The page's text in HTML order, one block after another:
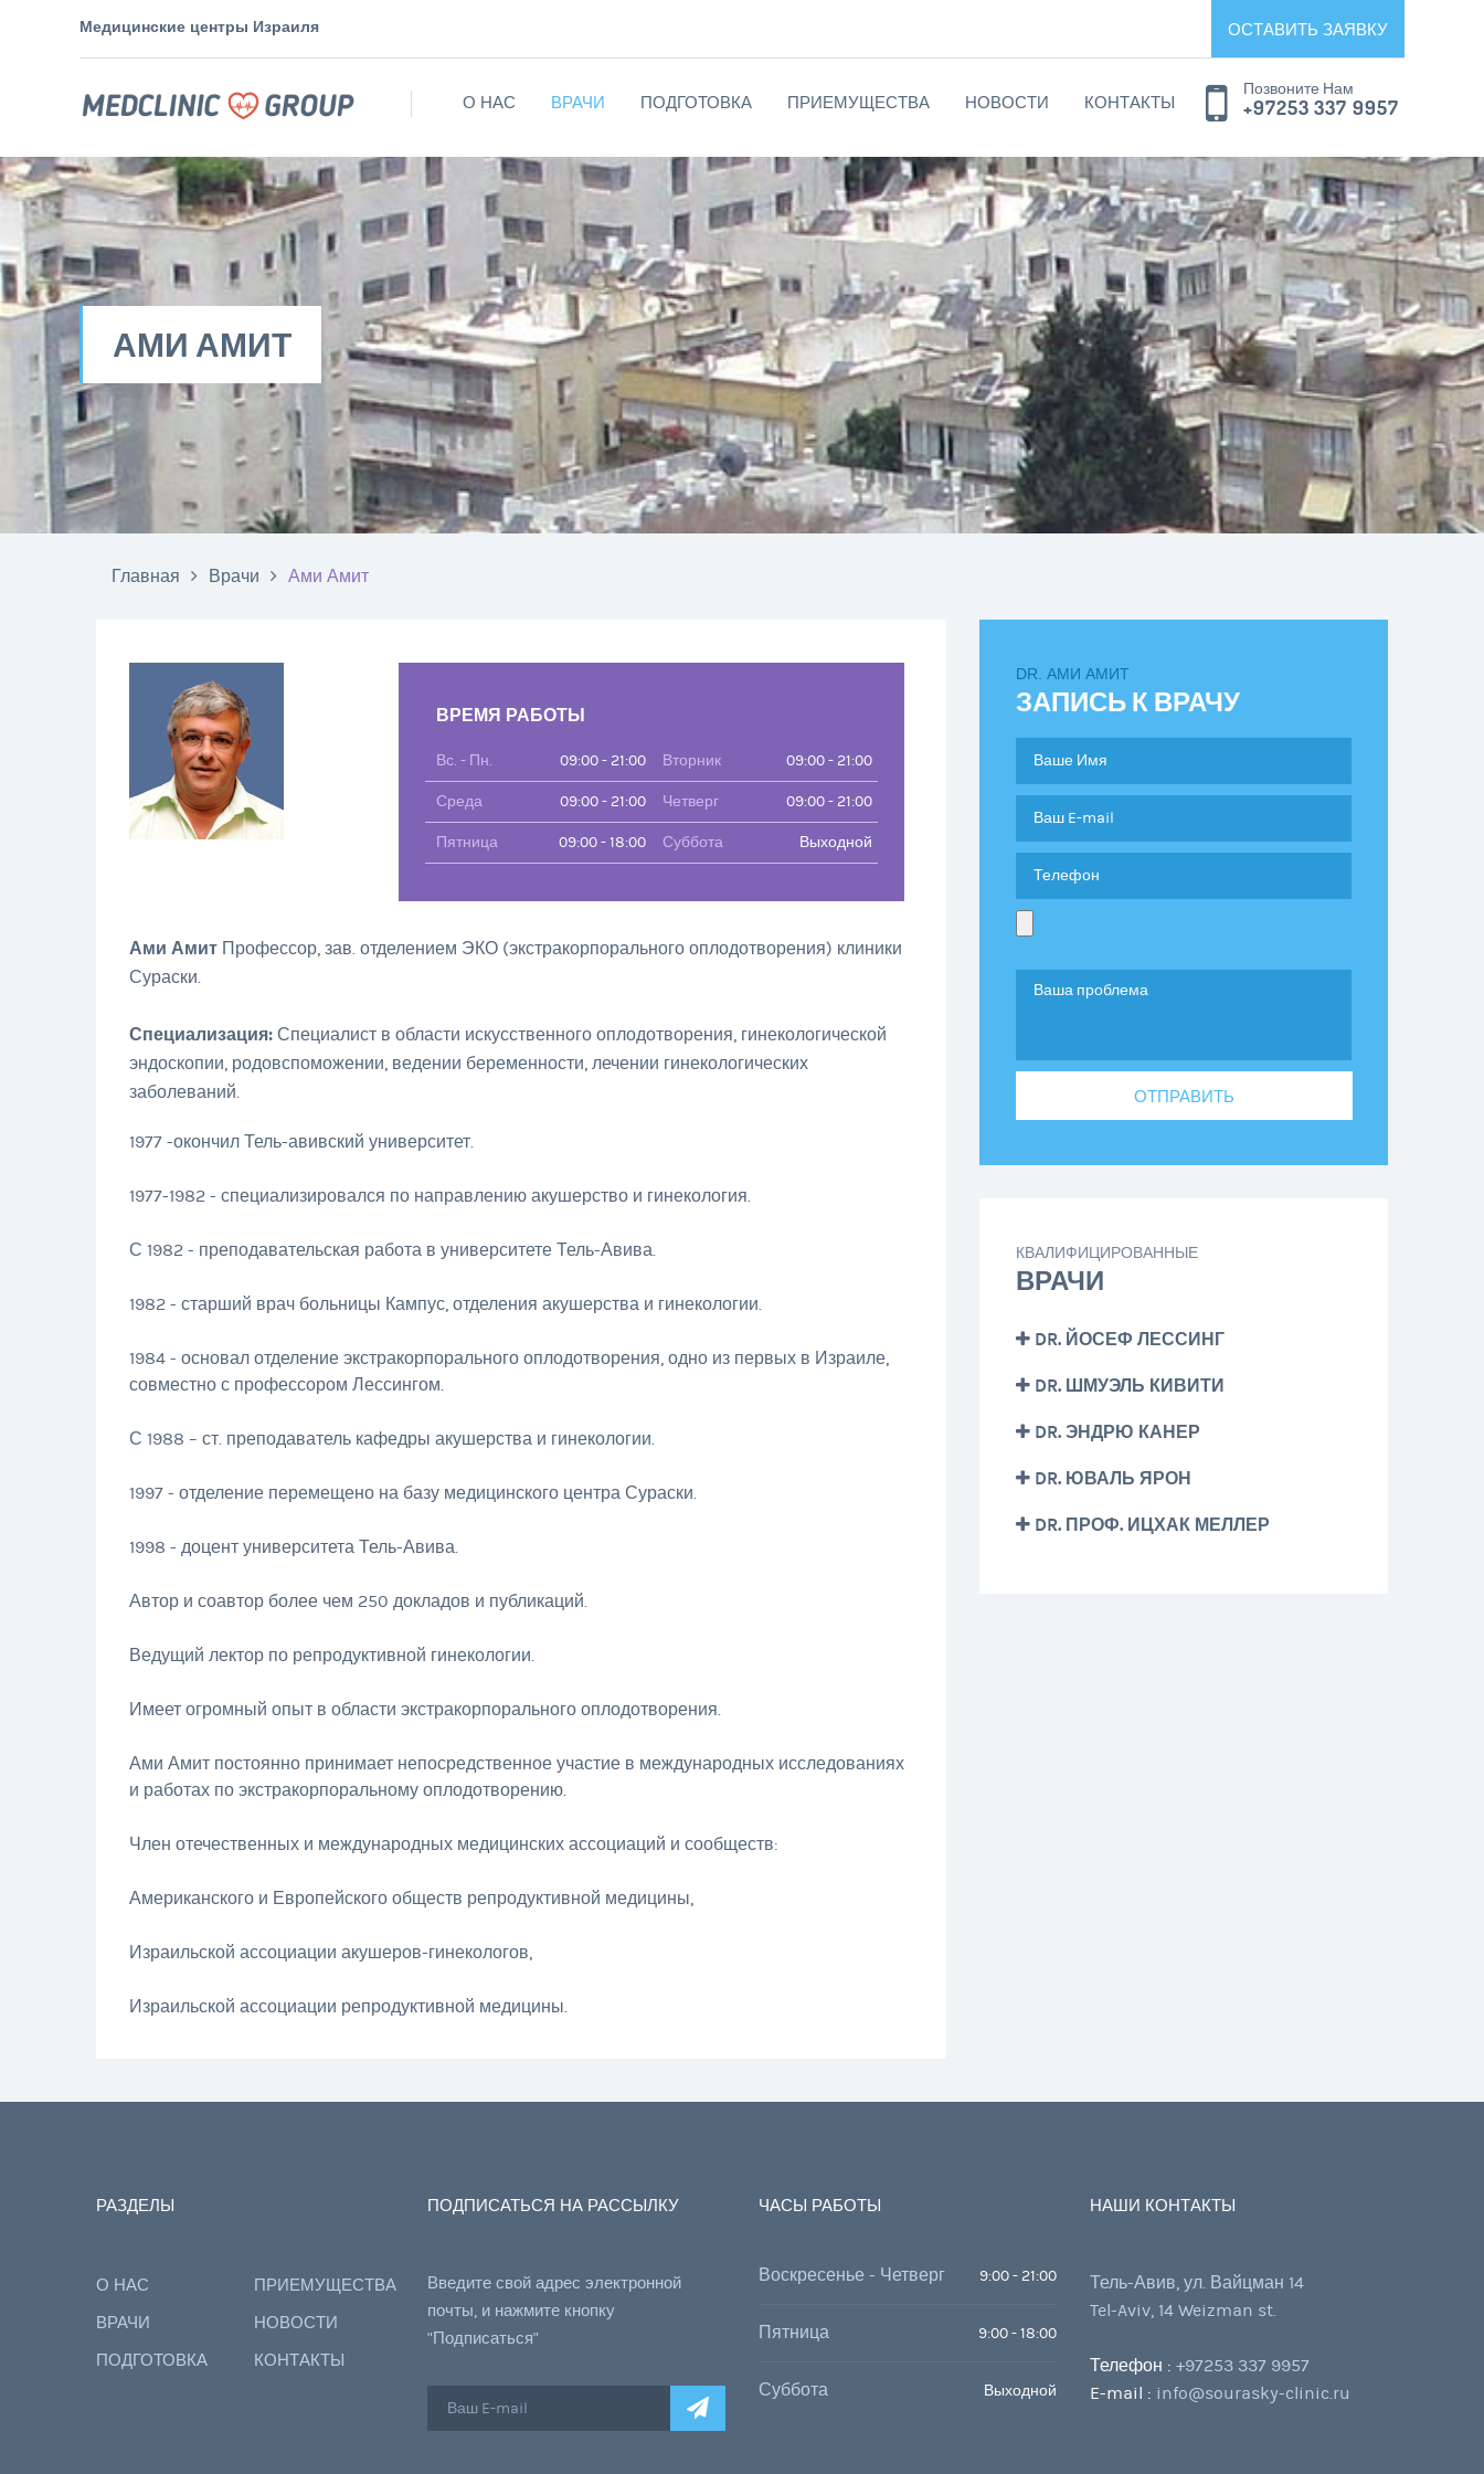
Медицинские центры Израиля ОСТАВИТЬ ЗАЯВКУ
О НАС ВРАЧИ ПОДГОТОВКА ПРИЕМУЩЕСТВА НОВОСТИ КОНТАКТЫ
Позвоните Нам
+97253 337 9957
АМИ АМИТ
Главная Врачи Ами Амит
ВРЕМЯ РАБОТЫ
Вс. - Пн. 09:00 - 21:00 Вторник 09:00 - 21:00
Среда 09:00 - 21:00 Четверг 09:00 - 21:00
Пятница 09:00 - 18:00 Суббота Выходной
Ами Амит Профессор, зав. отделением ЭКО (экстракорпорального оплодотворения) клиники
Сураски.
Специализация: Специалист в области искусственного оплодотворения, гинекологической
эндоскопии, родовспоможении, ведении беременности, лечении гинекологических
заболеваний.
1977 -окончил Тель-авивский университет.
1977-1982 - специализировался по направлению акушерство и гинекология.
С 1982 - преподавательская работа в университете Тель-Авива.
1982 - старший врач больницы Кампус, отделения акушерства и гинекологии.
1984 - основал отделение экстракорпорального оплодотворения, одно из первых в Израиле,
совместно с профессором Лессингом.
С 1988 – ст. преподаватель кафедры акушерства и гинекологии.
1997 - отделение перемещено на базу медицинского центра Сураски.
1998 - доцент университета Тель-Авива.
Автор и соавтор более чем 250 докладов и публикаций.
Ведущий лектор по репродуктивной гинекологии.
Имеет огромный опыт в области экстракорпорального оплодотворения.
Ами Амит постоянно принимает непосредственное участие в международных исследованиях
и работах по экстракорпоральному оплодотворению.
Член отечественных и международных медицинских ассоциаций и сообществ:
Американского и Европейского обществ репродуктивной медицины,
Израильской ассоциации акушеров-гинекологов,
Израильской ассоциации репродуктивной медицины.
DR. АМИ АМИТ
ЗАПИСЬ К ВРАЧУ
КВАЛИФИЦИРОВАННЫЕ
ВРАЧИ
DR. ЙОСЕФ ЛЕССИНГ
DR. ШМУЭЛЬ КИВИТИ
DR. ЭНДРЮ КАНЕР
DR. ЮВАЛЬ ЯРОН
DR. ПРОФ. ИЦХАК МЕЛЛЕР
РАЗДЕЛЫ
О НАС
ВРАЧИ
ПОДГОТОВКА
ПРИЕМУЩЕСТВА
НОВОСТИ
КОНТАКТЫ
ПОДПИСАТЬСЯ НА РАССЫЛКУ
Введите свой адрес электронной
почты, и нажмите кнопку
"Подписаться"
ЧАСЫ РАБОТЫ
Воскресенье - Четверг 9:00 - 21:00
Пятница 9:00 - 18:00
Суббота Выходной
НАШИ КОНТАКТЫ
Тель-Авив, ул. Вайцман 14
Tel-Aviv, 14 Weizman st.
Телефон : +97253 337 9957
E-mail : info@sourasky-clinic.ru